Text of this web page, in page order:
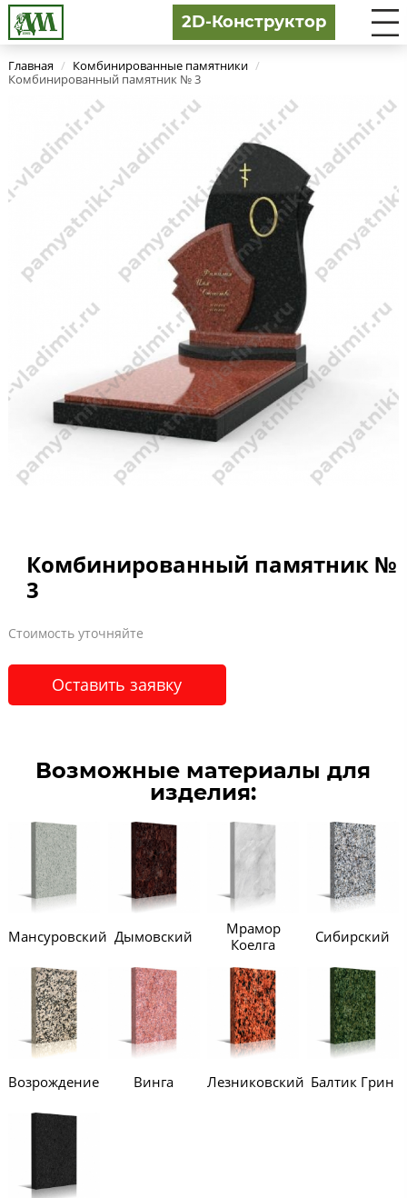
2D-Конструктор
Главная / Комбинированные памятники /
Комбинированный памятник № 3
Комбинированный памятник №
3
Стоимость уточняйте
Оставить заявку
Возможные материалы для
изделия:
Мансуровский Дымовский
Мрамор
Коелга
Сибирский
Возрождение Винга Лезниковский Балтик Грин